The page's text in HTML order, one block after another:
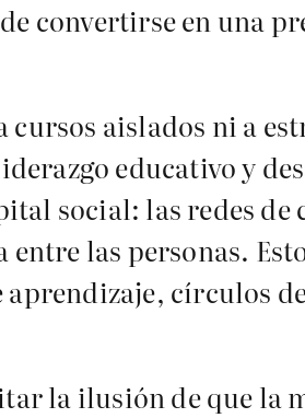
convertirse en una
aislados ni a
educativo y
social: las redes
las personas.
círculos
la ilusión de que